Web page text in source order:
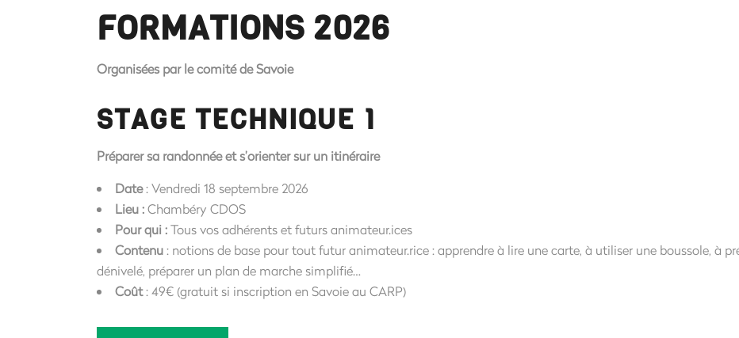
FORMATIONS 2026
Organisées par le comité de Savoie
STAGE TECHNIQUE 1
Préparer sa randonnée et s’orienter sur un itinéraire
Date: Vendredi 18 septembre 2026
Lieu :Chambéry CDOS
Pour qui :Tous vos adhérents et futurs animateur.ices
Contenu: notions de base pour tout futur animateur.rice : apprendre à lire une carte, à utiliser une boussole, à
dénivelé, préparer un plan de marche simplifié…
Coût: 49€ (gratuit si inscription en Savoie au CARP)